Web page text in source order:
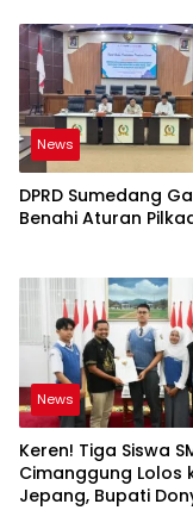
News
DPRD Sumedang
Benahi Aturan
News
Keren! Tiga Siswa
Cimanggung Lolos
Jepang, Bupati